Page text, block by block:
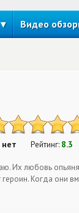
Видео
нет Рейтинг: 8.3
Их любовь
Когда они